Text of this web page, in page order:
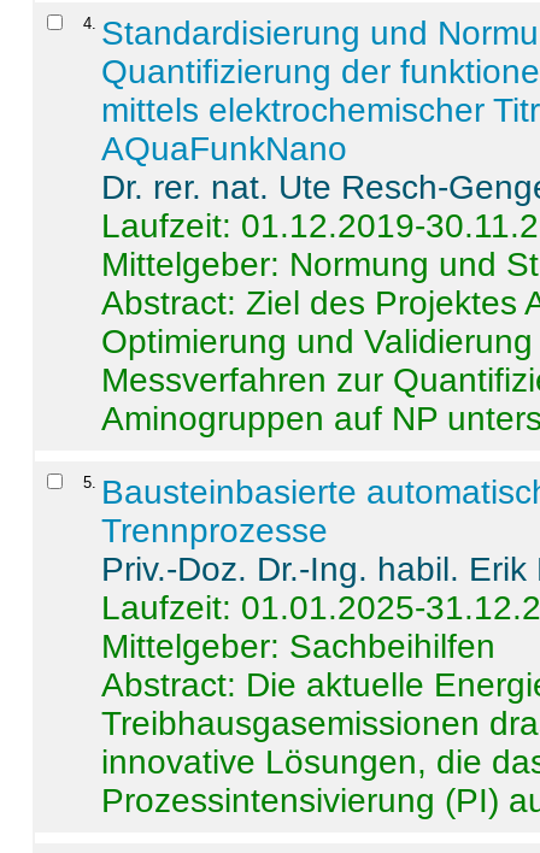
4 Standardisierung und
Quantifizierung der
mittels elektrochemischer
AQuaFunkNano
Dr. rer. nat. Ute Resch-
Laufzeit: 01.12.2019-
Mittelgeber: Normung und
Abstract:Ziel des Projektes
Optimierung und
Messverfahren zur
Aminogruppen auf NP
5
Bausteinbasierte
Trennprozesse
Priv.-Doz. Dr.-Ing. habil. Erik
Laufzeit: 01.01.2025-
Mittelgeber: Sachbeihilfen
Abstract: Die aktuelle
Treibhausgasemissionen
innovative Lösungen, die
Prozessintensivierung (PI)